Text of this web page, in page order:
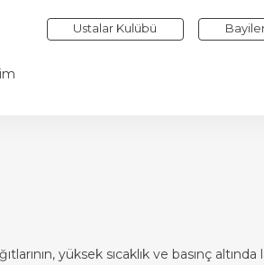
Ustalar Kulübü
yüksek sıcaklık ve basınç